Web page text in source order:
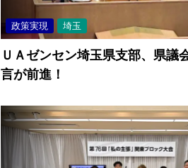
政策実現 埼玉
ＵＡゼンセン埼玉県支部、県議
言が前進！